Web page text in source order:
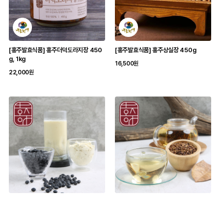
[홍주발효식품] 홍주더덕도라지장 450
g, 1kg
22,000원
[홍주발효식품] 홍주상실장 450g
16,500원